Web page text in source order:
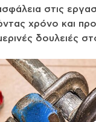
στις
χρόνο και
δουλειές